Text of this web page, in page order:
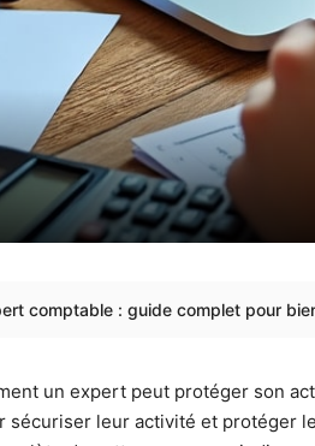
comptable : guide complet pour
un expert peut protéger son
leur activité et protéger